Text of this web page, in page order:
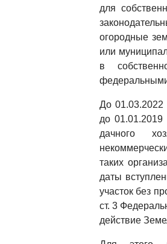
для
огородные
или
в
До 01.03.2022
до 01.01.2019
дачного
таких
даты
участок без
ст. 3
действие